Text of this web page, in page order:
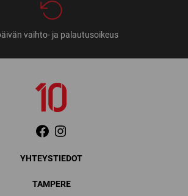
vaihto- ja palautusoikeus
YHTEYSTIEDOT
TAMPERE